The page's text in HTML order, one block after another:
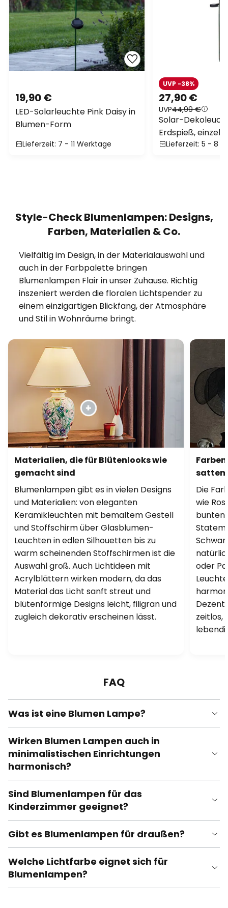
19,90 €
LED-Solarleuchte Pink Daisy in
Blumen-Form
Lieferzeit: 7 - 11 Werktage
27,90 €
UVP44,99 €
UVP -38%
Solar-
Erdspieß,
Lieferzeit: 5 - 8
Style-Check Blumenlampen: Designs,
Farben, Materialien & Co.
Vielfältig im Design, in der Materialauswahl und
auch in der Farbpalette bringen
Blumenlampen Flair in unser Zuhause. Richtig
inszeniert werden die floralen Lichtspender zu
einem einzigartigen Blickfang, der Atmosphäre
und Stil in Wohnräume bringt.
Materialien, die für Blütenlooks wie
gemacht sind
Blumenlampen gibt es in vielen Designs
und Materialien: von eleganten
Keramikleuchten mit bemaltem Gestell
und Stoffschirm über Glasblumen-
Leuchten in edlen Silhouetten bis zu
warm scheinenden Stoffschirmen ist die
Auswahl groß. Auch Lichtideen mit
Acrylblättern wirken modern, da das
Material das Licht sanft streut und
blütenförmige Designs leicht, filigran und
zugleich dekorativ erscheinen lässt.
Die
wie
bunten
oder
zeitlos,
FAQ
Was ist eine Blumen Lampe?
Wirken Blumen Lampen auch in
minimalistischen Einrichtungen
harmonisch?
Sind Blumenlampen für das
Kinderzimmer geeignet?
Gibt es Blumenlampen für draußen?
Welche Lichtfarbe eignet sich für
Blumenlampen?